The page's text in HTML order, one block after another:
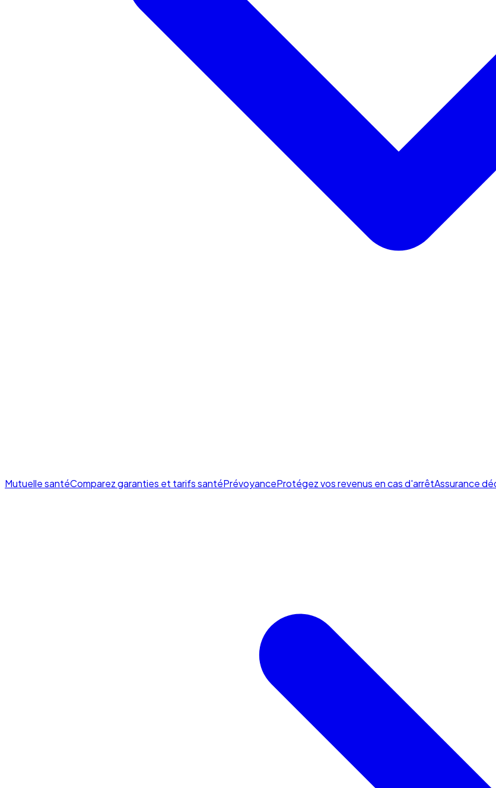
Mutuelle santéComparez garanties et tarifs santéPrévoyanceProtégez vos revenus en cas d'arrêtAssurance